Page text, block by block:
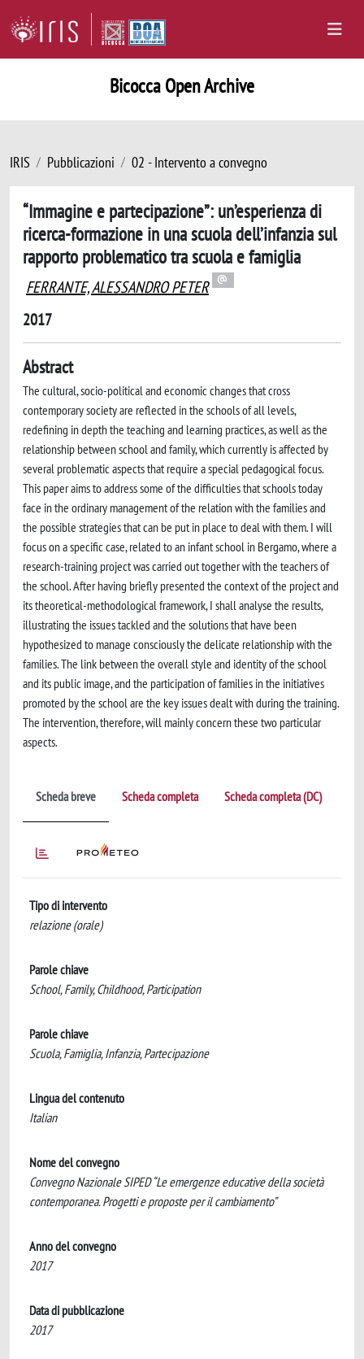
Bicocca Open Archive
IRIS Pubblicazioni 02 - Intervento a convegno
“Immagine e partecipazione”: un’esperienza di
ricerca-formazione in una scuola dell’infanzia sul
rapporto problematico tra scuola e famiglia
FERRANTE, ALESSANDRO PETER
2017
Abstract
The cultural, socio-political and economic changes that cross
contemporary society are reflected in the schools of all levels,
redefining in depth the teaching and learning practices, as well as the
relationship between school and family, which currently is affected by
several problematic aspects that require a special pedagogical focus.
This paper aims to address some of the difficulties that schools today
face in the ordinary management of the relation with the families and
the possible strategies that can be put in place to deal with them. I will
focus on a specific case, related to an infant school in Bergamo, where a
research-training project was carried out together with the teachers of
the school. After having briefly presented the context of the project and
its theoretical-methodological framework, I shall analyse the results,
illustrating the issues tackled and the solutions that have been
hypothesized to manage consciously the delicate relationship with the
families. The link between the overall style and identity of the school
and its public image, and the participation of families in the initiatives
promoted by the school are the key issues dealt with during the training.
The intervention, therefore, will mainly concern these two particular
aspects.
Scheda breve Scheda completa Scheda completa (DC)
Tipo di intervento
relazione (orale)
Parole chiave
School, Family, Childhood, Participation
Parole chiave
Scuola, Famiglia, Infanzia, Partecipazione
Lingua del contenuto
Italian
Nome del convegno
Convegno Nazionale SIPED “Le emergenze educative della società
contemporanea. Progetti e proposte per il cambiamento”
Anno del convegno
2017
Data di pubblicazione
2017